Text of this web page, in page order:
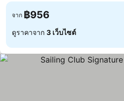
จาก ฿956
ดูราคาจาก 3 เว็บไซต์